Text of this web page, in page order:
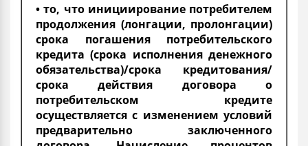
• то, что инициирование потребителем
продолжения (лонгации, пролонгации)
срока погашения потребительского
кредита (срока исполнения денежного
обязательства)/срока кредитования/
срока действия договора о
потребительском кредите
осуществляется с изменением условий
предварительно заключенного